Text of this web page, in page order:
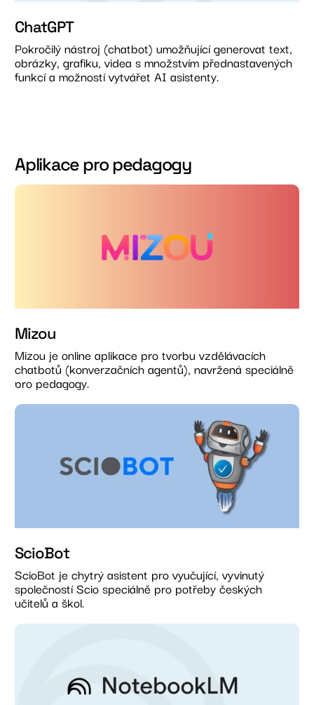
ChatGPT
Pokročilý nástroj (chatbot) umožňující generovat text,
obrázky, grafiku, videa s množstvím přednastavených
funkcí a možností vytvářet AI asistenty.
Aplikace pro pedagogy
Mizou
Mizou je online aplikace pro tvorbu vzdělávacích
chatbotů (konverzačních agentů), navržená speciálně
pro pedagogy.
ScioBot
ScioBot je chytrý asistent pro vyučující, vyvinutý
společností Scio speciálně pro potřeby českých
učitelů a škol.